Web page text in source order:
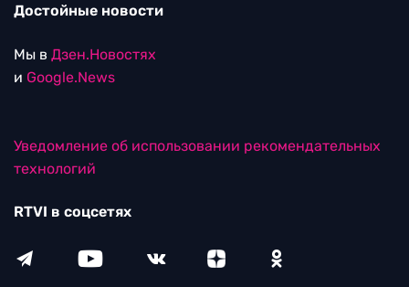
Достойные новости
Мы в Дзен.Новостях
и Google.News
Уведомление об использовании рекомендательных
технологий
RTVI в соцсетях